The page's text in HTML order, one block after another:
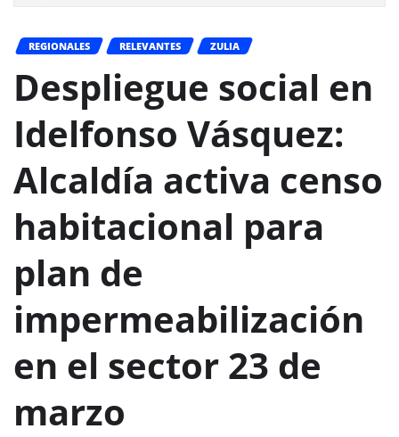
REGIONALES RELEVANTES ZULIA
Despliegue social en
Idelfonso Vásquez:
Alcaldía activa censo
habitacional para
plan de
impermeabilización
en el sector 23 de
marzo